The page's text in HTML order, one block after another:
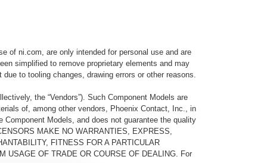
of ni.com, are only intended for personal use and are
simplified to remove proprietary elements and may
to tooling changes, drawing errors or other reasons.
the “Vendors”). Such Component Models are
of, among other vendors, Phoenix Contact, Inc., in
Models, and does not guarantee the quality
MAKE NO WARRANTIES, EXPRESS,
FITNESS FOR A PARTICULAR
USAGE OF TRADE OR COURSE OF DEALING. For